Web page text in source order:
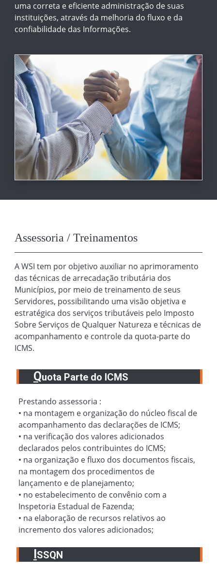
uma correta e eficiente administração de suas
instituições, através da melhoria do fluxo e da
confiabilidade das Informações.
Assessoria / Treinamentos
A WSI tem por objetivo auxiliar no aprimoramento
das técnicas de arrecadação tributária dos
Municípios, por meio de treinamento de seus
Servidores, possibilitando uma visão objetiva e
estratégica dos serviços tributáveis pelo Imposto
Sobre Serviços de Qualquer Natureza e técnicas de
acompanhamento e controle da quota-parte do
ICMS.
Quota Parte do ICMS
Prestando assessoria :
• na montagem e organização do núcleo fiscal de
acompanhamento das declarações de ICMS;
• na verificação dos valores adicionados
declarados pelos contribuintes do ICMS;
• na organização e fluxo dos documentos fiscais,
na montagem dos procedimentos de
lançamento e de planejamento;
• no estabelecimento de convênio com a
Inspetoria Estadual de Fazenda;
• na elaboração de recursos relativos ao
incremento dos valores adicionados;
SSQN